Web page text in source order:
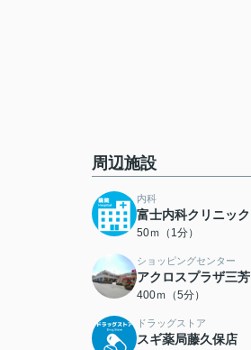
周辺施設
内科
富士内科クリニック
50ｍ（1分）
ショッピングセンター
アクロスプラザ三芳
400ｍ（5分）
ドラッグストア
スギ薬局藤久保店